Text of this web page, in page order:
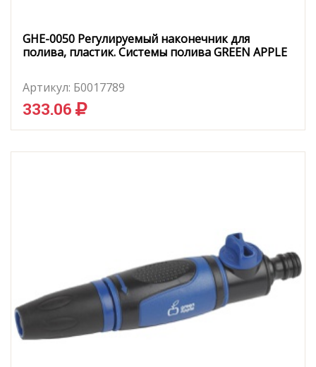
GHE-0050 Регулируемый наконечник для
полива, пластик. Системы полива GREEN APPLE
Артикул: Б0017789
333.06